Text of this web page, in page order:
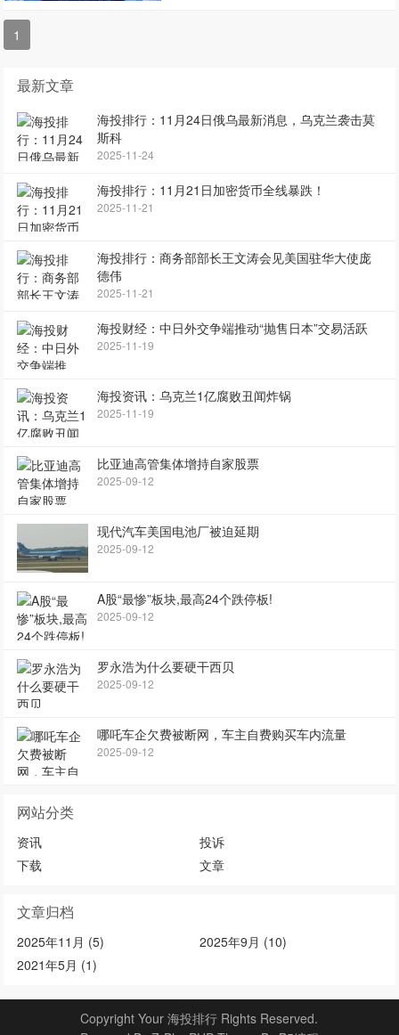
1
最新文章
海投排行：11月24日俄乌最新消息，乌克兰袭击莫
斯科
2025-11-24
海投排行：11月21日加密货币全线暴跌！
2025-11-21
海投排行：商务部部长王文涛会见美国驻华大使庞
德伟
2025-11-21
海投财经：中日外交争端推动“抛售日本”交易活跃
2025-11-19
海投资讯：乌克兰1亿腐败丑闻炸锅
2025-11-19
比亚迪高管集体增持自家股票
2025-09-12
现代汽车美国电池厂被迫延期
2025-09-12
A股“最惨”板块,最高24个跌停板!
2025-09-12
罗永浩为什么要硬干西贝
2025-09-12
哪吒车企欠费被断网，车主自费购买车内流量
2025-09-12
网站分类
资讯
投诉
下载
文章
文章归档
2025年11月 (5)
2025年9月 (10)
2021年5月 (1)
Copyright Your 海投排行 Rights Reserved.